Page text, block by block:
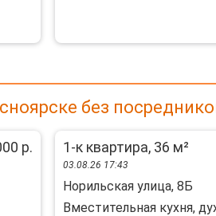
без
р. 1-к квартира, 36 м²
03.08.26 17:43
Норильская улица, 8Б
Вместительная кухня,